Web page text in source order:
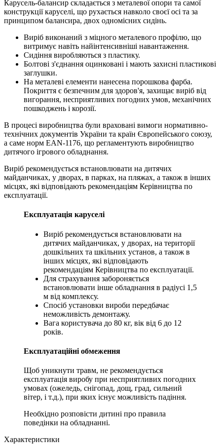
Карусель-балансир складається з металевої опори та самої
конструкції каруселі, що рухається навколо своєї осі та за
принципом балансира, двох одномісних сидінь.
Виріб виконаний з міцного металевого профілю, що
витримує навіть найінтенсивніші навантаження.
Сидіння виробляються з пластику.
Болтові з'єднання оцинковані і мають захисні пластикові
заглушки.
На металеві елементи нанесена порошкова фарба.
Покриття є безпечним для здоров'я, захищає виріб від
вигорання, несприятливих погодних умов, механічних
пошкоджень і корозії.
В процесі виробництва були враховані вимоги нормативно-
технічних документів України та країн Європейського союзу,
а саме норм EAN-1176, що регламентують виробництво
дитячого ігрового обладнання.
Виріб рекомендується встановлювати на дитячих
майданчиках, у дворах, в парках, на пляжах, а також в інших
місцях, які відповідають рекомендаціям Керівництва по
експлуатації.
Експлуатація каруселі
Виріб рекомендується встановлювати на
дитячих майданчиках, у дворах, на території
дошкільних та шкільних установ, а також в
інших місцях, які відповідають
рекомендаціям Керівництва по експлуатації.
Для страхування забороняється
встановлювати інше обладнання в радіусі 1,5
м від комплексу.
Спосіб установки вироби передбачає
неможливість демонтажу.
Вага користувача до 80 кг, вік від 6 до 12
років.
Експлуатаційні обмеження
Щоб уникнути травм, не рекомендується
експлуатація виробу при несприятливих погодних
умовах (ожеледь, снігопад, дощ, град, сильний
вітер, і т.д.), при яких існує можливість падіння.
Необхідно розповісти дитині про правила
поведінки на обладнанні.
Характеристики